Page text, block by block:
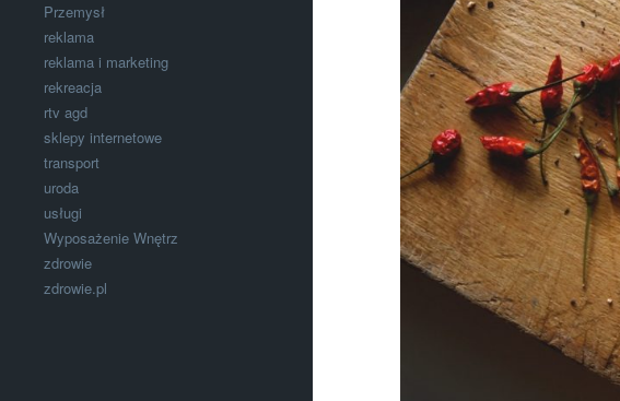
Przemysł
reklama
reklama i marketing
rekreacja
rtv agd
sklepy internetowe
transport
uroda
usługi
Wyposażenie Wnętrz
zdrowie
zdrowie.pl